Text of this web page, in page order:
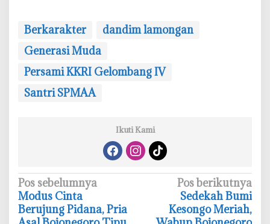
Berkarakter
dandim lamongan
Generasi Muda
‎Persami KKRI Gelombang IV
Santri SPMAA
Ikuti Kami
N
a
v
Pos sebelumnya
Modus Cinta
Berujung Pidana, Pria
Pos berikutnya
Sedekah Bumi
Kesongo Meriah,